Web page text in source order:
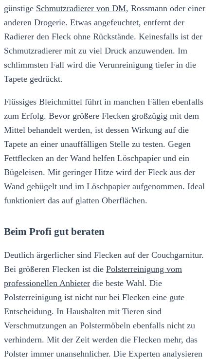
günstige Schmutzradierer von DM, Rossmann oder einer
anderen Drogerie. Etwas angefeuchtet, entfernt der
Radierer den Fleck ohne Rückstände. Keinesfalls ist der
Schmutzradierer mit zu viel Druck anzuwenden. Im
schlimmsten Fall wird die Verunreinigung tiefer in die
Tapete gedrückt.
Flüssiges Bleichmittel führt in manchen Fällen ebenfalls
zum Erfolg. Bevor größere Flecken großzügig mit dem
Mittel behandelt werden, ist dessen Wirkung auf die
Tapete an einer unauffälligen Stelle zu testen. Gegen
Fettflecken an der Wand helfen Löschpapier und ein
Bügeleisen. Mit geringer Hitze wird der Fleck aus der
Wand gebügelt und im Löschpapier aufgenommen. Ideal
funktioniert das auf glatten Oberflächen.
Beim Profi gut beraten
Deutlich ärgerlicher sind Flecken auf der Couchgarnitur.
Bei größeren Flecken ist die Polsterreinigung vom
professionellen Anbieter die beste Wahl. Die
Polsterreinigung ist nicht nur bei Flecken eine gute
Entscheidung. In Haushalten mit Tieren sind
Verschmutzungen an Polstermöbeln ebenfalls nicht zu
verhindern. Mit der Zeit werden die Flecken mehr, das
Polster immer unansehnlicher. Die Experten analysieren